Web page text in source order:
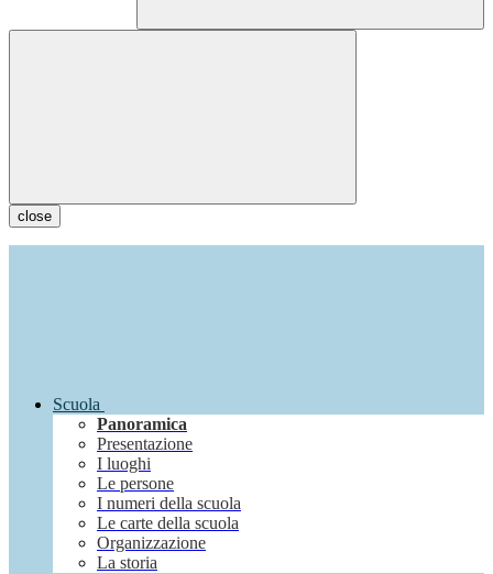
close
Scuola
Panoramica
Presentazione
I luoghi
Le persone
I numeri della scuola
Le carte della scuola
Organizzazione
La storia